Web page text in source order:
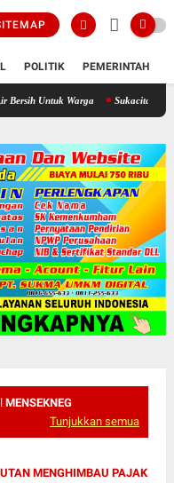
POLITIK PEMERINTAH
Ganefo Tangen Mencatat
MENSEKNEG
Tunjukkan semua
MENGHIMBAU PAJAK